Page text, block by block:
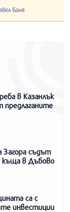
Баня
в Казанлък
предлаганите
Загора съдът
къща в Дъбово
са с
инвестиции